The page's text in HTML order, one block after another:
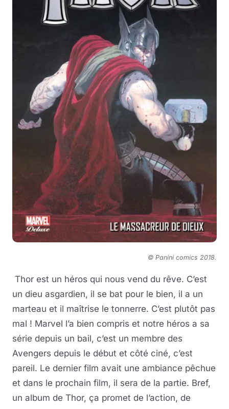
© Panini comics 2018.
Thor est un héros qui nous vend du rêve. C’est
un dieu asgardien, il se bat pour le bien, il a un
marteau et il maîtrise le tonnerre. C’est plutôt pas
mal ! Marvel l’a bien compris et notre héros a sa
série depuis un bail, c’est un membre des
Avengers depuis le début et côté ciné, c’est
pareil. Le dernier film avait une ambiance pêchue
et dans le prochain film, il sera de la partie. Bref,
un album de Thor, ça promet de l’action, de